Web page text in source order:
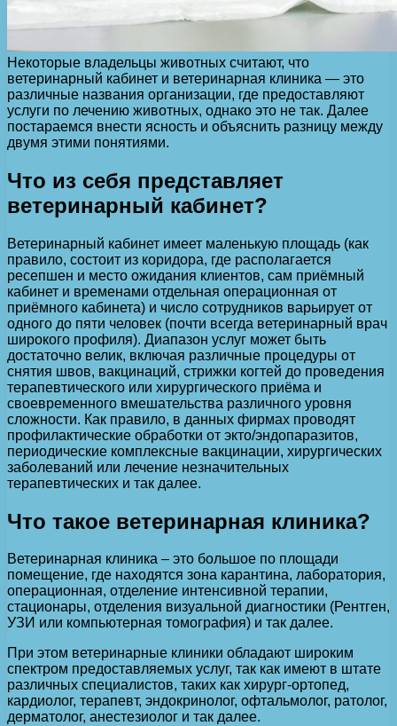
Некоторые владельцы животных считают, что
ветеринарный кабинет и ветеринарная клиника — это
различные названия организации, где предоставляют
услуги по лечению животных, однако это не так. Далее
постараемся внести ясность и объяснить разницу между
двумя этими понятиями.
Что из себя представляет
ветеринарный кабинет?
Ветеринарный кабинет имеет маленькую площадь (как
правило, состоит из коридора, где располагается
ресепшен и место ожидания клиентов, сам приёмный
кабинет и временами отдельная операционная от
приёмного кабинета) и число сотрудников варьирует от
одного до пяти человек (почти всегда ветеринарный врач
широкого профиля). Диапазон услуг может быть
достаточно велик, включая различные процедуры от
снятия швов, вакцинаций, стрижки когтей до проведения
терапевтического или хирургического приёма и
своевременного вмешательства различного уровня
сложности. Как правило, в данных фирмах проводят
профилактические обработки от экто/эндопаразитов,
периодические комплексные вакцинации, хирургических
заболеваний или лечение незначительных
терапевтических и так далее.
Что такое ветеринарная клиника?
Ветеринарная клиника – это большое по площади
помещение, где находятся зона карантина, лаборатория,
операционная, отделение интенсивной терапии,
стационары, отделения визуальной диагностики (Рентген,
УЗИ или компьютерная томография) и так далее.
При этом ветеринарные клиники обладают широким
спектром предоставляемых услуг, так как имеют в штате
различных специалистов, таких как хирург-ортопед,
кардиолог, терапевт, эндокринолог, офтальмолог, ратолог,
дерматолог, анестезиолог и так далее.